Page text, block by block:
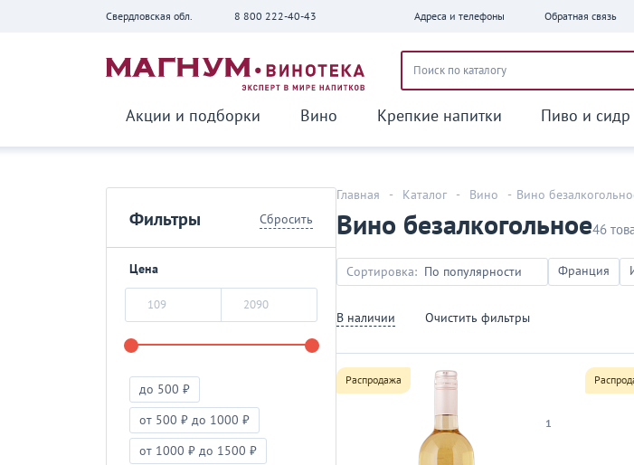
Свердловская обл. 8 800 222-40-43 Адреса и телефоны Обратная связь
Акции и подборки Вино Крепкие напитки Пиво и сидр
Фильтры Сбросить
Цена
до 500 ₽
от 500 ₽ до 1000 ₽
от 1000 ₽ до 1500 ₽
Главная - Каталог - Вино - Вино
Вино безалкогольное46
Сортировка: По популярности Франция
В наличии очиcтить фильтры
1
Распродажа